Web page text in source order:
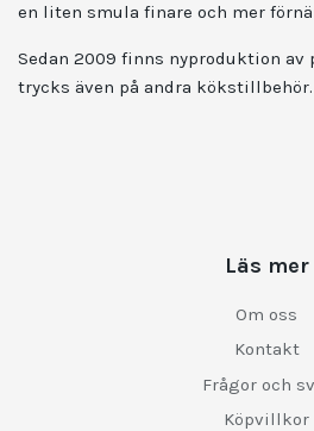
en liten smula finare och mer
Sedan 2009 finns nyproduktion
trycks även på andra kökstillbehör.
Läs mer
Om oss
Kontakt
Frågor och
Köpvillkor